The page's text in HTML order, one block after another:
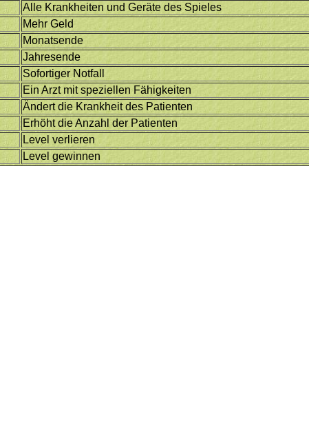
Alle Krankheiten und Geräte des Spieles
Mehr Geld
Monatsende
Jahresende
Sofortiger Notfall
Ein Arzt mit speziellen Fähigkeiten
Ändert die Krankheit des Patienten
Erhöht die Anzahl der Patienten
Level verlieren
Level gewinnen